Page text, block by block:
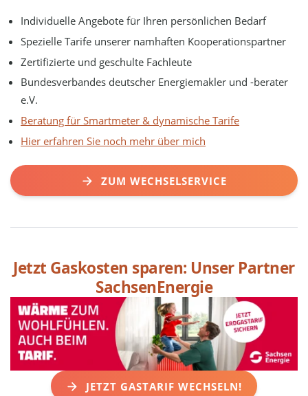
Individuelle Angebote für Ihren persönlichen Bedarf
Spezielle Tarife unserer namhaften Kooperationspartner
Zertifizierte und geschulte Fachleute
Bundesverbandes deutscher Energiemakler und -berater
e.V.
Beratung für Smartmeter & dynamische Tarife
Hier erfahren Sie noch mehr über mich
ZUM WECHSELSERVICE
Jetzt Gaskosten sparen: Unser Partner
SachsenEnergie
JETZT GASTARIF WECHSELN!